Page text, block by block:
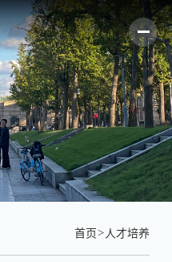
首页 人才培养